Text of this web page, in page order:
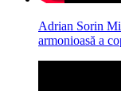
Adrian Sorin
armonioasă a